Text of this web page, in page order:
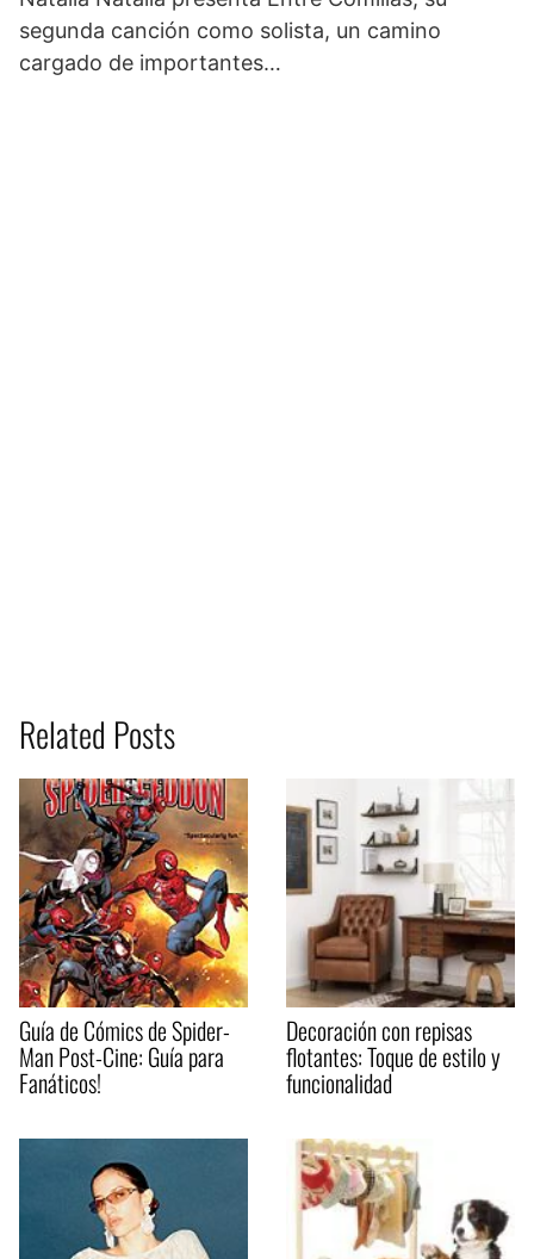
segunda canción como solista, un camino
cargado de importantes…
Related Posts
Guía de Cómics de Spider-
Man Post-Cine: Guía para
Fanáticos!
Decoración con repisas
flotantes: Toque de estilo y
funcionalidad